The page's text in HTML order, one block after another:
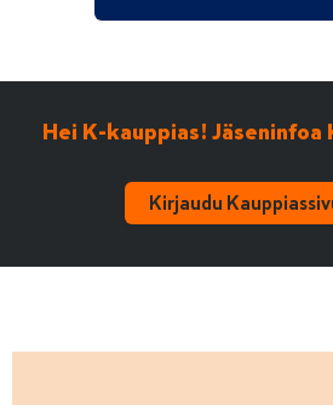
Hei K-kauppias! Jäseninfoa
Kirjaudu